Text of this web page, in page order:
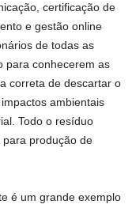
certificação de
e gestão online
de todas as
para conhecerem as
correta de descartar o
ambientais
Todo o resíduo
produção de
é um grande exemplo